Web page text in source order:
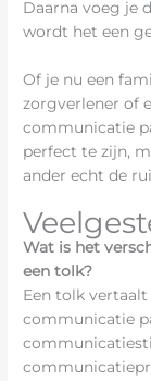
Daarna voeg je
wordt het een
Of je nu een
zorgverlener of
communicatie
perfect te zijn,
ander echt de
Wat is het
een tolk?
Een tolk vertaalt
communicatie